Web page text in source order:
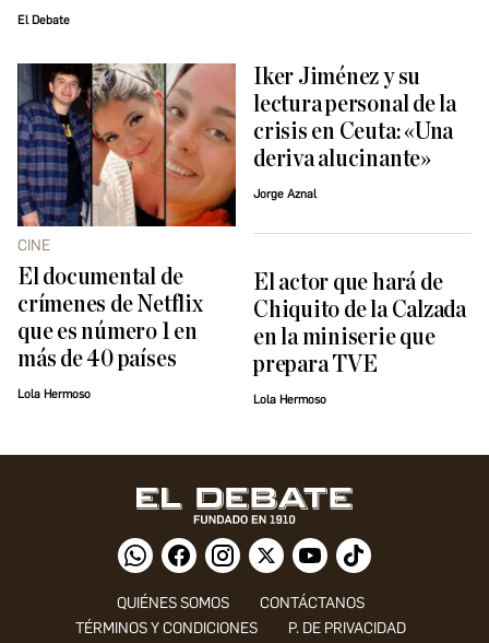
El Debate
CINE
El documental de
crímenes de Netflix
que es número 1 en
más de 40 países
Lola Hermoso
Iker Jiménez y su
lectura personal de la
crisis en Ceuta: «Una
deriva alucinante»
Jorge Aznal
El actor que hará de
Chiquito de la Calzada
en la miniserie que
prepara TVE
Lola Hermoso
QUIÉNES SOMOS
CONTÁCTANOS
TÉRMINOS Y CONDICIONES
P. DE PRIVACIDAD